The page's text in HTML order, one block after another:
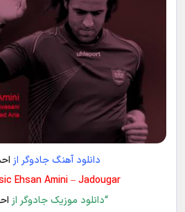
دانلود آهنگ جادوگر از
Ehsan Amini – Jadougar
“دانلود موزیک جادوگر از